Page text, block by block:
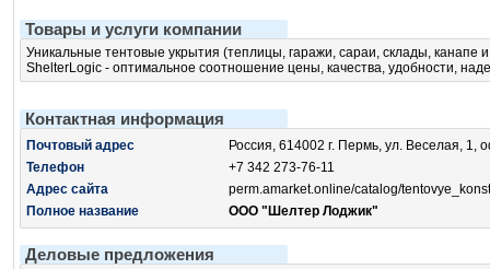
Товары и услуги компании
Уникальные тентовые укрытия (теплицы, гаражи, сараи, склады, канапе
ShelterLogic - оптимальное соотношение цены, качества, удобности,
Контактная информация
Почтовый адрес
Россия, 614002 г. Пермь, ул. Веселая, 1,
Телефон
+7 342 273-76-11
Адрес сайта
perm.amarket.online/catalog/
Полное название
ООО "Шелтер Лоджик"
Деловые предложения